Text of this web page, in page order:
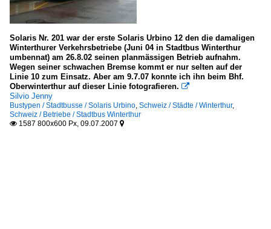
Solaris Nr. 201 war der erste Solaris Urbino 12 den die damaligen
Winterthurer Verkehrsbetriebe (Juni 04 in Stadtbus Winterthur
umbennat) am 26.8.02 seinen planmässigen Betrieb aufnahm.
Wegen seiner schwachen Bremse kommt er nur selten auf der
Linie 10 zum Einsatz. Aber am 9.7.07 konnte ich ihn beim Bhf.
Oberwinterthur auf dieser Linie fotografieren. 
Silvio Jenny
Bustypen / Stadtbusse / Solaris Urbino, Schweiz / Städte / Winterthur,
Schweiz / Betriebe / Stadtbus Winterthur
 1587 800x600 Px, 09.07.2007 